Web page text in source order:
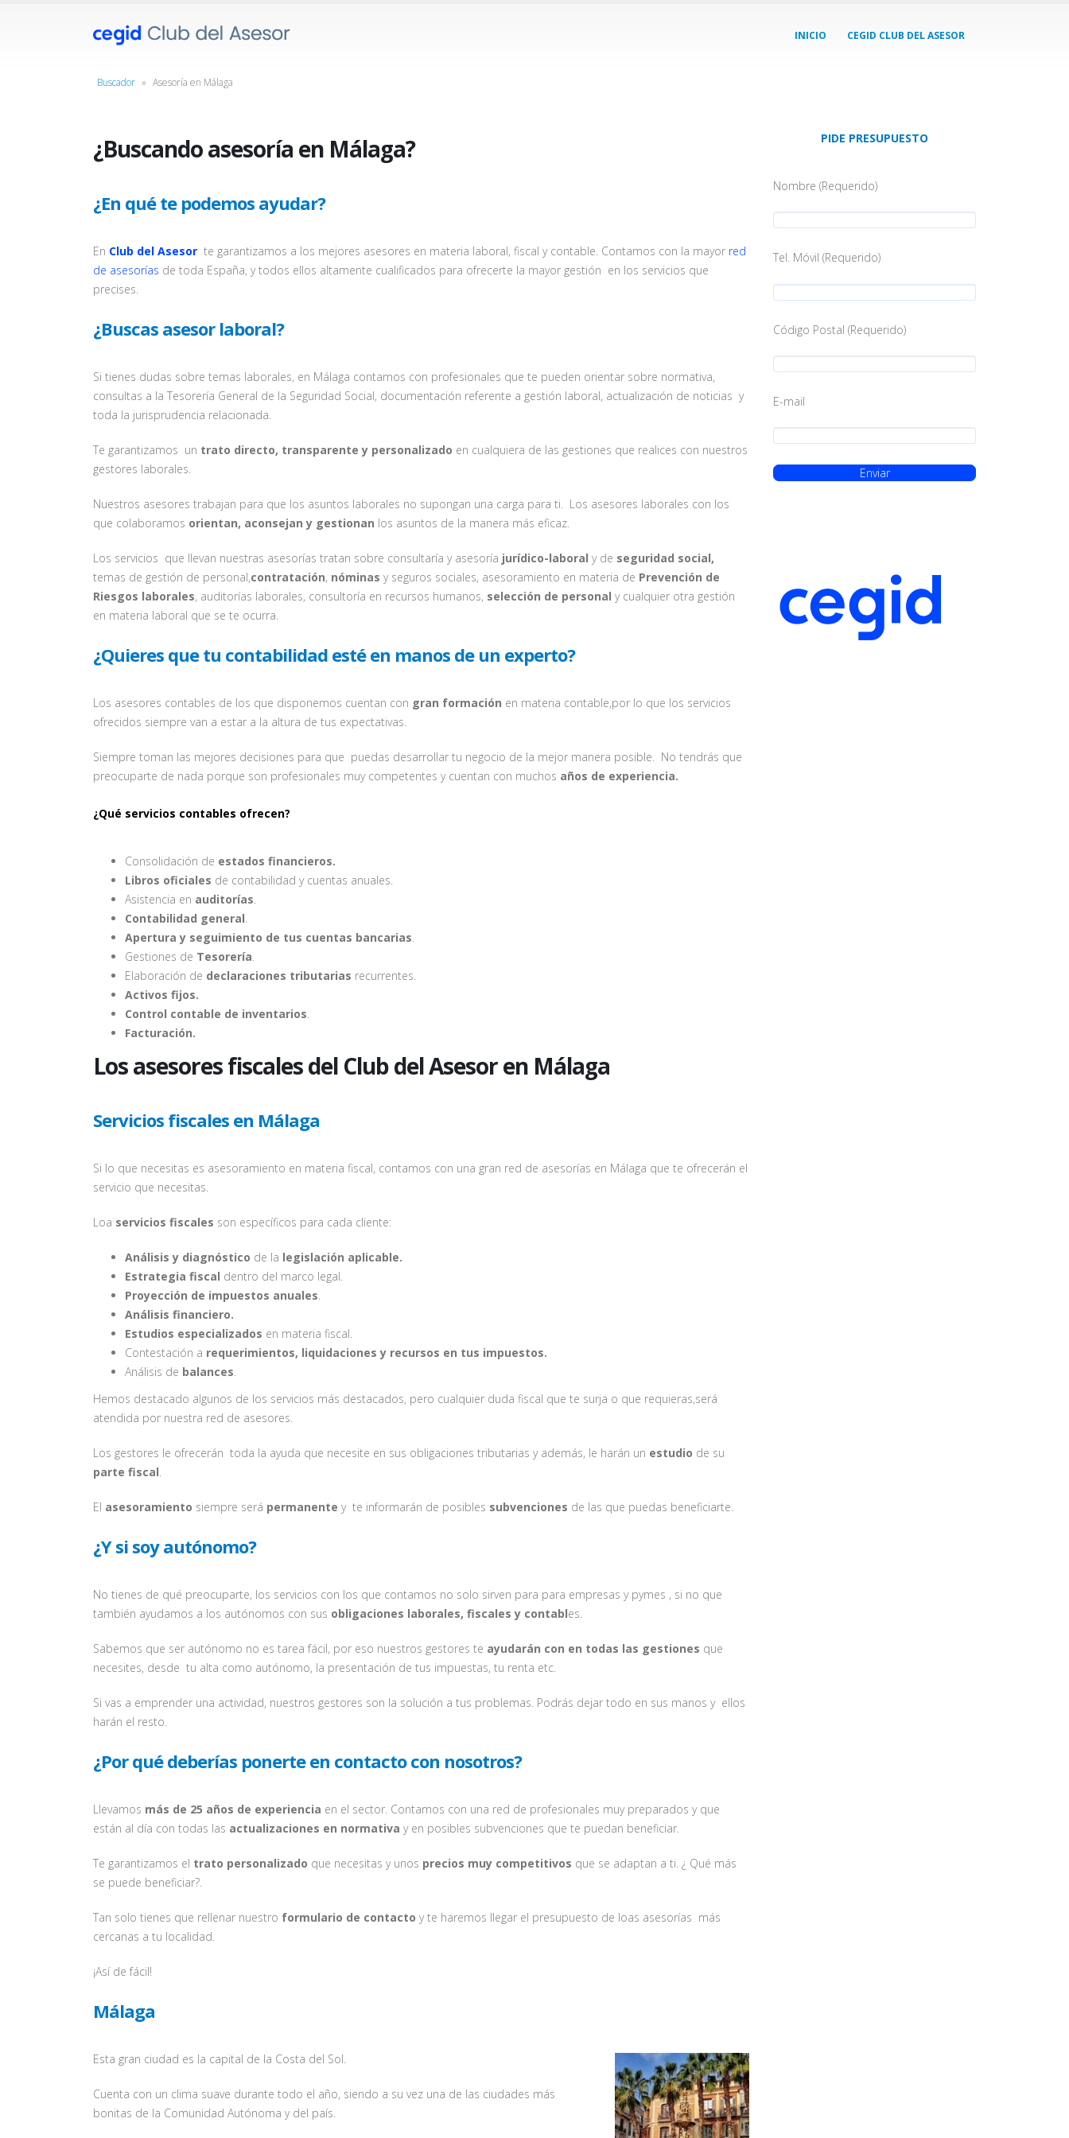
INICIO CEGID CLUB DEL ASESOR
Buscador » Asesoría en Málaga
¿Buscando asesoría en Málaga?
¿En qué te podemos ayudar?
En Club del Asesor te garantizamos a los mejores asesores en materia laboral, fiscal y contable. Contamos con la mayor red
de asesorías de toda España, y todos ellos altamente cualificados para ofrecerte la mayor gestión en los servicios que
precises.
¿Buscas asesor laboral?
Si tienes dudas sobre temas laborales, en Málaga contamos con profesionales que te pueden orientar sobre normativa,
consultas a la Tesorería General de la Seguridad Social, documentación referente a gestión laboral, actualización de noticias y
toda la jurisprudencia relacionada.
Te garantizamos un trato directo, transparente y personalizado en cualquiera de las gestiones que realices con nuestros
gestores laborales.
Nuestros asesores trabajan para que los asuntos laborales no supongan una carga para ti. Los asesores laborales con los
que colaboramos orientan, aconsejan y gestionan los asuntos de la manera más eficaz.
Los servicios que llevan nuestras asesorías tratan sobre consultaría y asesoría jurídico-laboral y de seguridad social,
temas de gestión de personal,contratación, nóminas y seguros sociales, asesoramiento en materia de Prevención de
Riesgos laborales, auditorías laborales, consultoría en recursos humanos, selección de personal y cualquier otra gestión
en materia laboral que se te ocurra.
¿Quieres que tu contabilidad esté en manos de un experto?
Los asesores contables de los que disponemos cuentan con gran formación en materia contable,por lo que los servicios
ofrecidos siempre van a estar a la altura de tus expectativas.
Siempre toman las mejores decisiones para que puedas desarrollar tu negocio de la mejor manera posible. No tendrás que
preocuparte de nada porque son profesionales muy competentes y cuentan con muchos años de experiencia.
¿Qué servicios contables ofrecen?
Consolidación de estados financieros.
Libros oficiales de contabilidad y cuentas anuales.
Asistencia en auditorías.
Contabilidad general.
Apertura y seguimiento de tus cuentas bancarias.
Gestiones de Tesorería.
Elaboración de declaraciones tributarias recurrentes.
Activos fijos.
Control contable de inventarios.
Facturación.
Los asesores fiscales del Club del Asesor en Málaga
Servicios fiscales en Málaga
Si lo que necesitas es asesoramiento en materia fiscal, contamos con una gran red de asesorías en Málaga que te ofrecerán el
servicio que necesitas.
Loa servicios fiscales son específicos para cada cliente:
Análisis y diagnóstico de la legislación aplicable.
Estrategia fiscal dentro del marco legal.
Proyección de impuestos anuales.
Análisis financiero.
Estudios especializados en materia fiscal.
Contestación a requerimientos, liquidaciones y recursos en tus impuestos.
Análisis de balances.
Hemos destacado algunos de los servicios más destacados, pero cualquier duda fiscal que te surja o que requieras,será
atendida por nuestra red de asesores.
Los gestores le ofrecerán toda la ayuda que necesite en sus obligaciones tributarias y además, le harán un estudio de su
parte fiscal.
El asesoramiento siempre será permanente y te informarán de posibles subvenciones de las que puedas beneficiarte.
¿Y si soy autónomo?
No tienes de qué preocuparte, los servicios con los que contamos no solo sirven para para empresas y pymes , si no que
también ayudamos a los autónomos con sus obligaciones laborales, fiscales y contables.
Sabemos que ser autónomo no es tarea fácil, por eso nuestros gestores te ayudarán con en todas las gestiones que
necesites, desde tu alta como autónomo, la presentación de tus impuestas, tu renta etc.
Si vas a emprender una actividad, nuestros gestores son la solución a tus problemas. Podrás dejar todo en sus manos y ellos
harán el resto.
¿Por qué deberías ponerte en contacto con nosotros?
Llevamos más de 25 años de experiencia en el sector. Contamos con una red de profesionales muy preparados y que
están al día con todas las actualizaciones en normativa y en posibles subvenciones que te puedan beneficiar.
Te garantizamos el trato personalizado que necesitas y unos precios muy competitivos que se adaptan a ti. ¿ Qué más
se puede beneficiar?.
Tan solo tienes que rellenar nuestro formulario de contacto y te haremos llegar el presupuesto de loas asesorías más
cercanas a tu localidad.
¡Así de fácil!
Málaga
Esta gran ciudad es la capital de la Costa del Sol.
Cuenta con un clima suave durante todo el año, siendo a su vez una de las ciudades más
bonitas de la Comunidad Autónoma y del país.
PIDE PRESUPUESTO
Nombre (Requerido)
Tel. Móvil (Requerido)
Código Postal (Requerido)
E-mail